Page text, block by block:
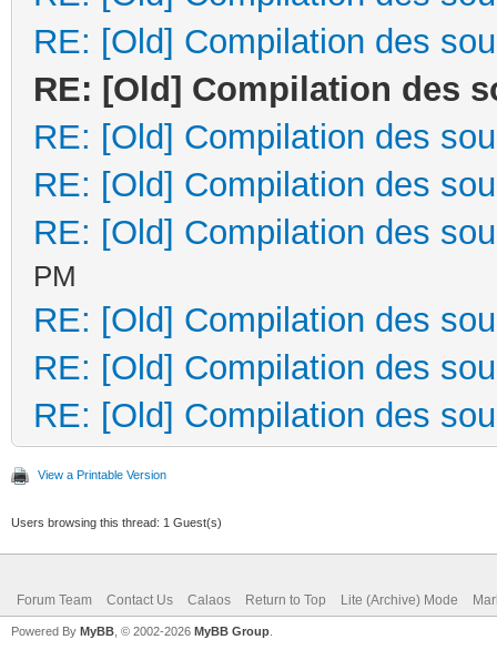
RE: [Old] Compilation des
RE: [Old] Compilation des
RE: [Old] Compilation des
RE: [Old] Compilation des
RE: [Old] Compilation des
PM
RE: [Old] Compilation des
RE: [Old] Compilation des
RE: [Old] Compilation des
View a Printable Version
Users browsing this thread: 1 Guest(s)
Forum Team Contact Us Calaos Return to Top Lite (Archive) Mode
Powered By MyBB , © 2002-2026 MyBB Group